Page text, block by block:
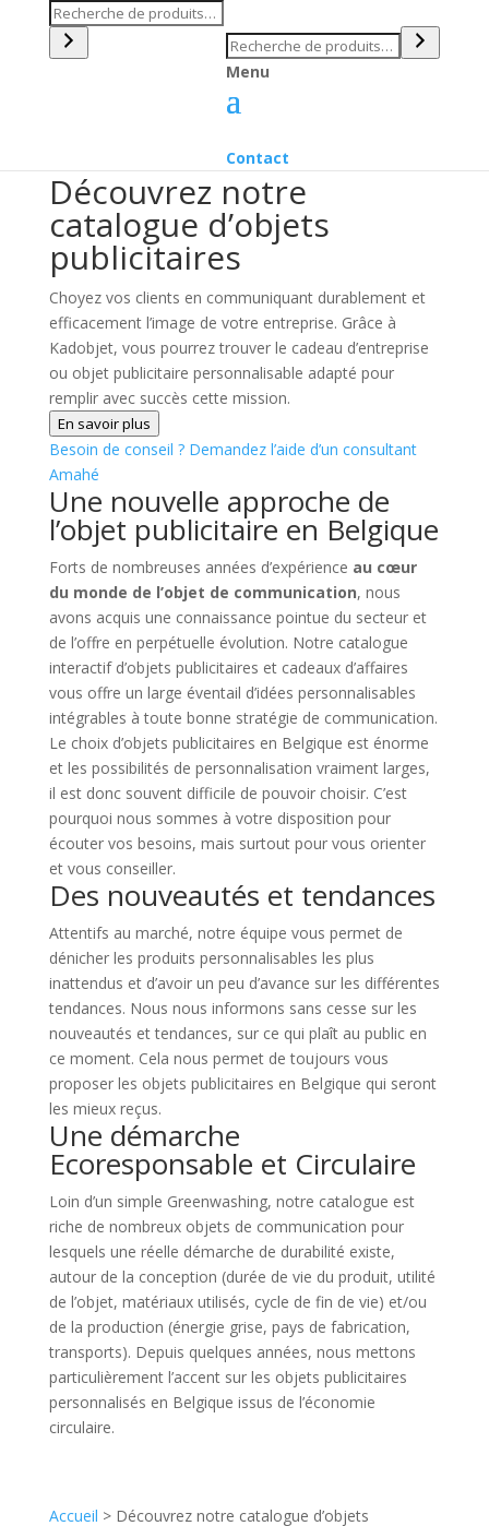
Recherche
Menu
Contact
Recherche
Découvrez notre
catalogue d’objets
publicitaires
Choyez vos clients en communiquant durablement et
efficacement l’image de votre entreprise. Grâce à
Kadobjet, vous pourrez trouver le cadeau d’entreprise
ou objet publicitaire personnalisable adapté pour
remplir avec succès cette mission.
En savoir plus
Besoin de conseil ? Demandez l’aide d’un consultant
Amahé
Une nouvelle approche de
l’objet publicitaire en Belgique
Forts de nombreuses années d’expérience au cœur
du monde de l’objet de communication, nous
avons acquis une connaissance pointue du secteur et
de l’offre en perpétuelle évolution. Notre catalogue
interactif d’objets publicitaires et cadeaux d’affaires
vous offre un large éventail d’idées personnalisables
intégrables à toute bonne stratégie de communication.
Le choix d’objets publicitaires en Belgique est énorme
et les possibilités de personnalisation vraiment larges,
il est donc souvent difficile de pouvoir choisir. C’est
pourquoi nous sommes à votre disposition pour
écouter vos besoins, mais surtout pour vous orienter
et vous conseiller.
Des nouveautés et tendances
Attentifs au marché, notre équipe vous permet de
dénicher les produits personnalisables les plus
inattendus et d’avoir un peu d’avance sur les différentes
tendances. Nous nous informons sans cesse sur les
nouveautés et tendances, sur ce qui plaît au public en
ce moment. Cela nous permet de toujours vous
proposer les objets publicitaires en Belgique qui seront
les mieux reçus.
Une démarche
Ecoresponsable et Circulaire
Loin d’un simple Greenwashing, notre catalogue est
riche de nombreux objets de communication pour
lesquels une réelle démarche de durabilité existe,
autour de la conception (durée de vie du produit, utilité
de l’objet, matériaux utilisés, cycle de fin de vie) et/ou
de la production (énergie grise, pays de fabrication,
transports). Depuis quelques années, nous mettons
particulièrement l’accent sur les objets publicitaires
personnalisés en Belgique issus de l’économie
circulaire.
Accueil > Découvrez notre catalogue d’objets